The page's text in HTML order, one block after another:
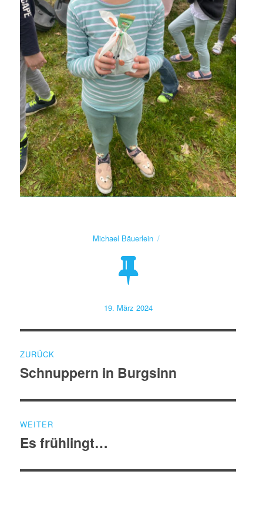
Autor
Michael Bäuerlein
Veröffentlicht
19. März 2024
ZURÜCK
Vorheriger
Schnuppern in Burgsinn
WEITER
Nächster
Es frühlingt…